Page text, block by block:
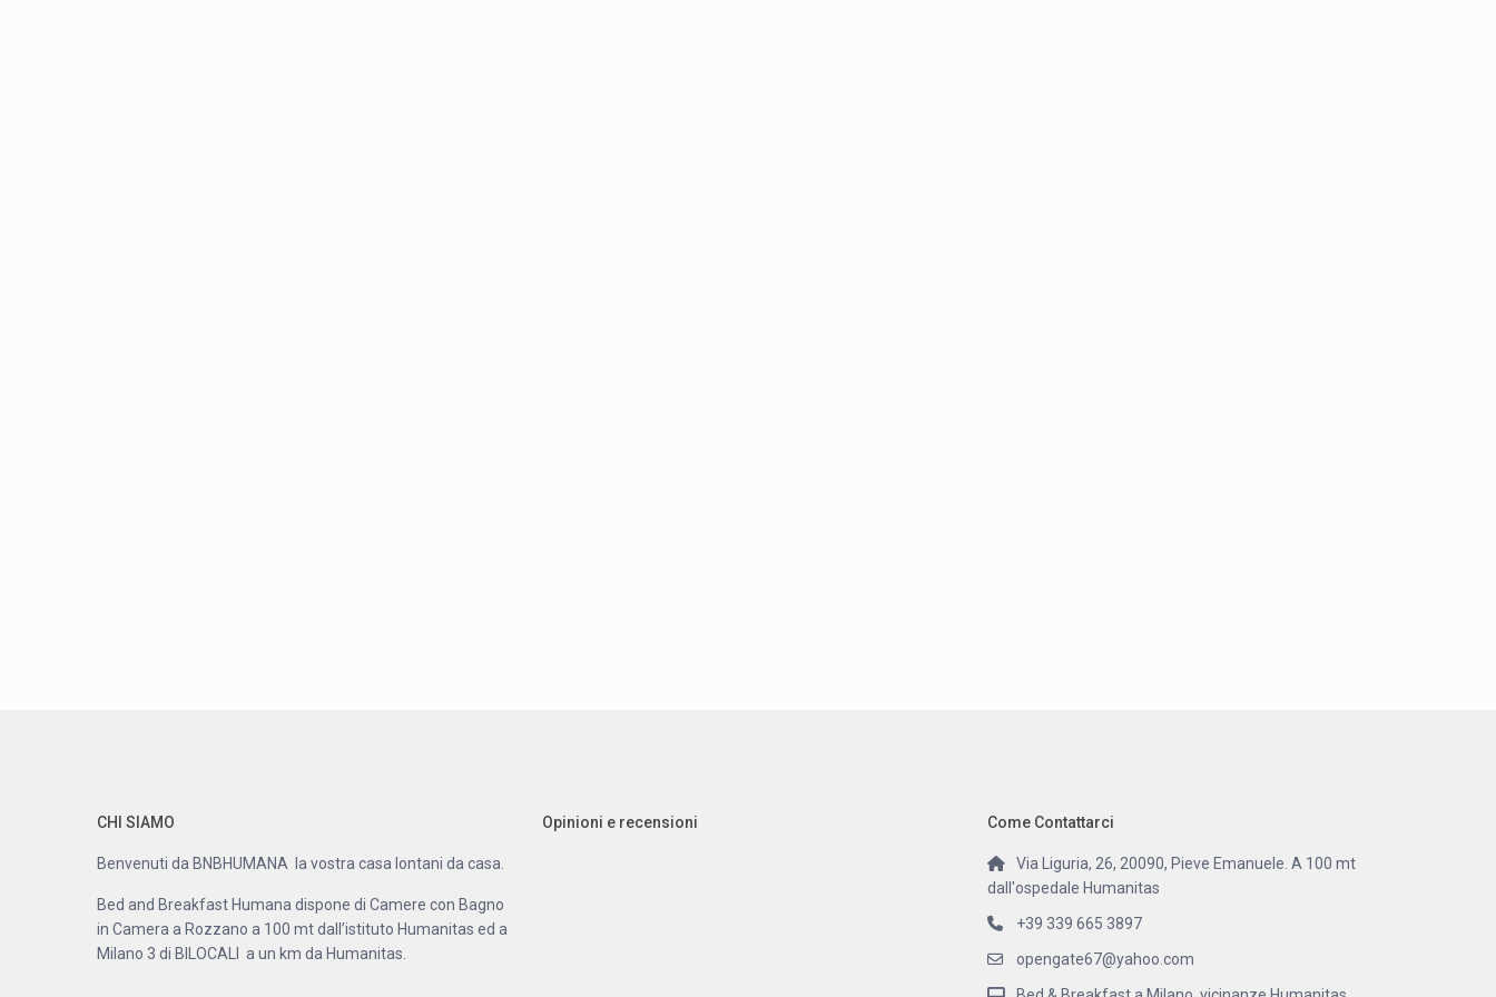
CHI SIAMO
Benvenuti da BNBHUMANA la vostra casa lontani da casa.
Bed and Breakfast Humana dispone di Camere con Bagno
in Camera a Rozzano a 100 mt dall’istituto Humanitas ed a
Milano 3 di BILOCALI a un km da Humanitas.
Opinioni e recensioni Come Contattarci
Via Liguria, 26, 20090, Pieve Emanuele. A 100 mt
dall'ospedale Humanitas
+39 339 665 3897
opengate67@yahoo.com